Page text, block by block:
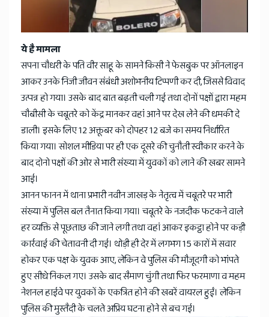
ये है मामला
सपना चौधरी के पति वीर साहू के सामने किसी ने फेसबुक पर ऑनलाइन
आकर उनके निजी जीवन संबंधी अशोभनीय टिप्पणी कर दी, जिससे विवाद
उत्पन्न हो गया। उसके बाद बात बढ़ती चली गई तथा दोनों पक्षों द्वारा महम
चौबीसी के चबूतरे को केंद्र मानकर वहां आने पर देख लेने की धमकी दे
डाली। इसके लिए 12 अक्तूबर को दोपहर 12 बजे का समय निर्धारित
किया गया। सोशल मीडिया पर ही एक दूसरे की चुनौती स्वीकार करने के
बाद दोनो पक्षों की ओर से भारी संख्या में युवकों को लाने की खबर सामने
आई।
आनन फानन में थाना प्रभारी नवीन जाखड़ के नेतृत्व में चबूतरे पर भारी
संख्या में पुलिस बल तैनात किया गया। चबूतरे के नजदीक फटकने वाले
हर व्यक्ति से पूछताछ की जाने लगी तथा वहां आकर इकट्ठा होने पर कड़ी
कार्रवाई की चेतावनी दी गई। थोड़ी ही देर में लगभग 15 कारों में सवार
होकर एक पक्ष के युवक आए, लेकिन वे पुलिस की मौजूदगी को भांपते
हुए सीधे निकल गए। उसके बाद सैमाण चुंगी तथा फिर फरमाणा व महम
नेशनल हाईवे पर युवकों के एकत्रित होने की खबरें वायरल हुईं। लेकिन
पुलिस की मुस्तैदी के चलते अप्रिय घटना होने से बच गई।